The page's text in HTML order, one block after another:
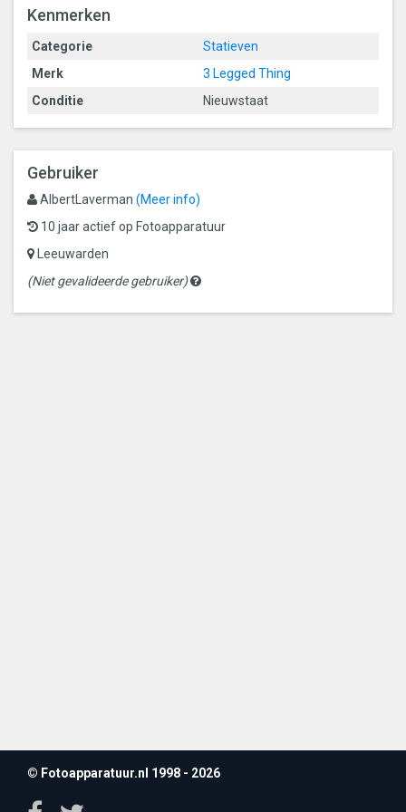
Kenmerken
Categorie
Statieven
Merk
3 Legged Thing
Conditie
Nieuwstaat
Gebruiker
AlbertLaverman (Meer info)
10 jaar actief op Fotoapparatuur
Leeuwarden
(Niet gevalideerde gebruiker)
Gevalideerde
© Fotoapparatuur.nl 1998 - 2026